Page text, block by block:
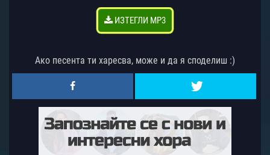
ИЗТЕГЛИ MP3
Ако песента ти харесва, може и да я споделиш :)